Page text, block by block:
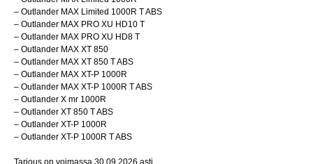
– Outlander MAX Limited 1000R T ABS
– Outlander MAX PRO XU HD10 T
– Outlander MAX PRO XU HD8 T
– Outlander MAX XT 850
– Outlander MAX XT 850 T ABS
– Outlander MAX XT-P 1000R
– Outlander MAX XT-P 1000R T ABS
– Outlander X mr 1000R
– Outlander XT 850 T ABS
– Outlander XT-P 1000R
– Outlander XT-P 1000R T ABS
Tarjous on voimassa 30.09.2026 asti.